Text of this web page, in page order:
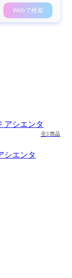
Webで検索
全3商品
シエンタ